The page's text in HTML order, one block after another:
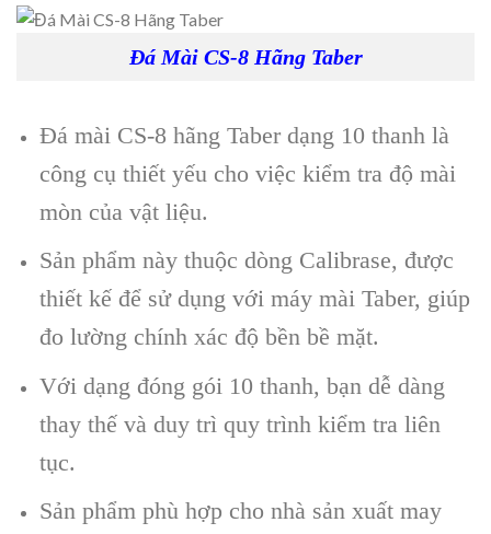
Đá Mài CS-8 Hãng Taber
Đá mài CS-8 hãng Taber dạng 10 thanh là
công cụ thiết yếu cho việc kiểm tra độ mài
mòn của vật liệu.
Sản phẩm này thuộc dòng Calibrase, được
thiết kế để sử dụng với máy mài Taber, giúp
đo lường chính xác độ bền bề mặt.
Với dạng đóng gói 10 thanh, bạn dễ dàng
thay thế và duy trì quy trình kiểm tra liên
tục.
Sản phẩm phù hợp cho nhà sản xuất may